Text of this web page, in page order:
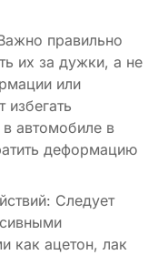
правильно
их за дужки, а не
или
автомобиле в
деформацию
Следует
как ацетон, лак